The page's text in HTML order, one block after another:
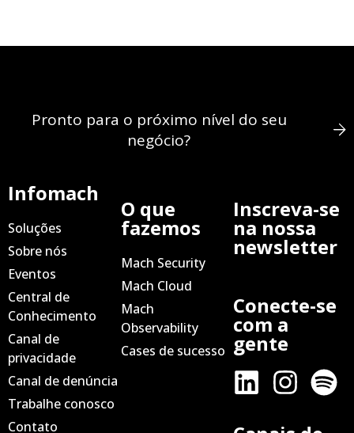
Pronto para o próximo nível do seu
negócio?
Infomach
Soluções
Sobre nós
Eventos
Central de
Conhecimento
Canal de
privacidade
Canal de denúncia
Trabalhe conosco
Contato
O que
fazemos
Mach Security
Mach Cloud
Mach
Observability
Cases de sucesso
Inscreva-se
na nossa
newsletter
Conecte-se
com a
gente